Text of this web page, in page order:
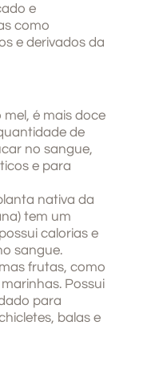
e
como
e derivados da
é mais doce
de
no sangue,
e para
nativa da
tem um
calorias e
sangue.
frutas, como
Possui
para
balas e